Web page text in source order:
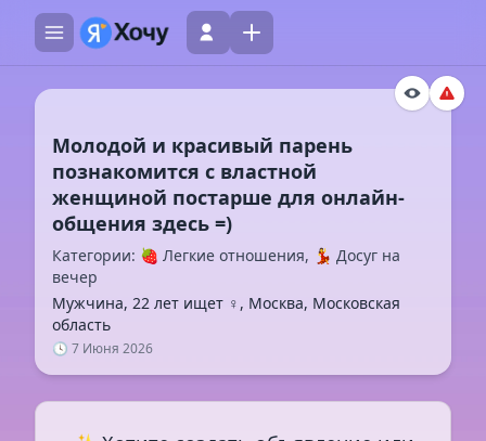
Молодой и красивый парень
познакомится с властной
женщиной постарше для онлайн-
Категории: 🍓 Легкие отношения, 💃 Досуг на
вечер
Мужчина, 22 лет ищет ♀️, Москва, Московская
область
🕓 7 Июня 2026